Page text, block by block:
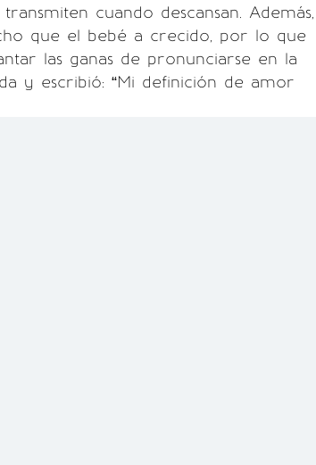
cuando descansan. Además,
que el bebé a crecido, por lo que
las ganas de pronunciarse en la
y escribió: “Mi definición de amor